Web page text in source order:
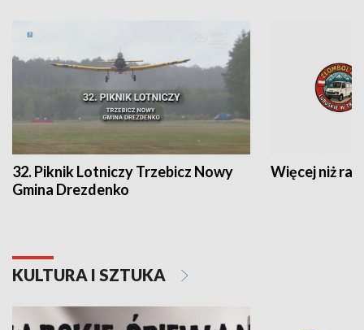
32. Piknik Lotniczy Trzebicz Nowy
Gmina Drezdenko
Więcej niż rajd
KULTURA I SZTUKA